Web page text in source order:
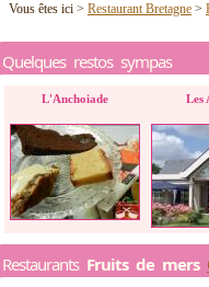
Vous êtes ici > Restaurant Bretagne >
Quelques restos sympas
L'Anchoiade Les
Restaurants Fruits de mers